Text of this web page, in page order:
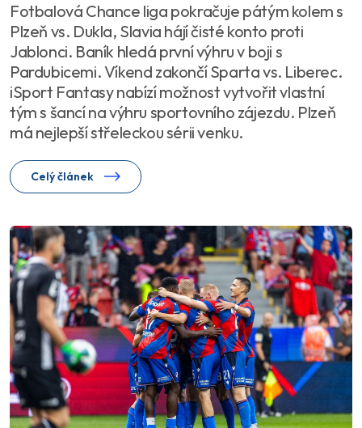
Fotbalová Chance liga pokračuje pátým kolem s
Plzeň vs. Dukla, Slavia hájí čisté konto proti
Jablonci. Baník hledá první výhru v boji s
Pardubicemi. Víkend zakončí Sparta vs. Liberec.
iSport Fantasy nabízí možnost vytvořit vlastní
tým s šancí na výhru sportovního zájezdu. Plzeň
má nejlepší střeleckou sérii venku.
Celý článek